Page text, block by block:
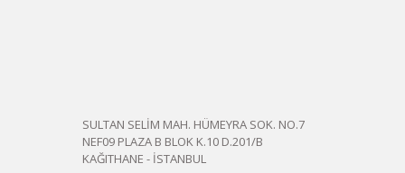
SULTAN SELİM MAH. HÜMEYRA SOK. NO.7
NEF09 PLAZA B BLOK K.10 D.201/B
KAĞITHANE - İSTANBUL